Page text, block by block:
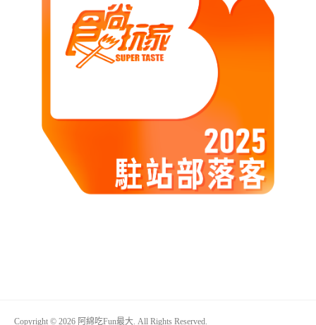
Copyright © 2026 阿綿吃Fun最大. All Rights Reserved.